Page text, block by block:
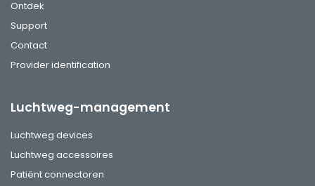
Ontdek
Support
Contact
Provider identification
Luchtweg-management
Luchtweg devices
Luchtweg accessoires
Patiënt connectoren